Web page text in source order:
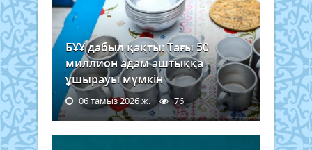
БҰҰ дабыл қақты: Тағы 50
миллион адам аштыққа
ұшырауы мүмкін
06 тамыз 2026 ж. 76